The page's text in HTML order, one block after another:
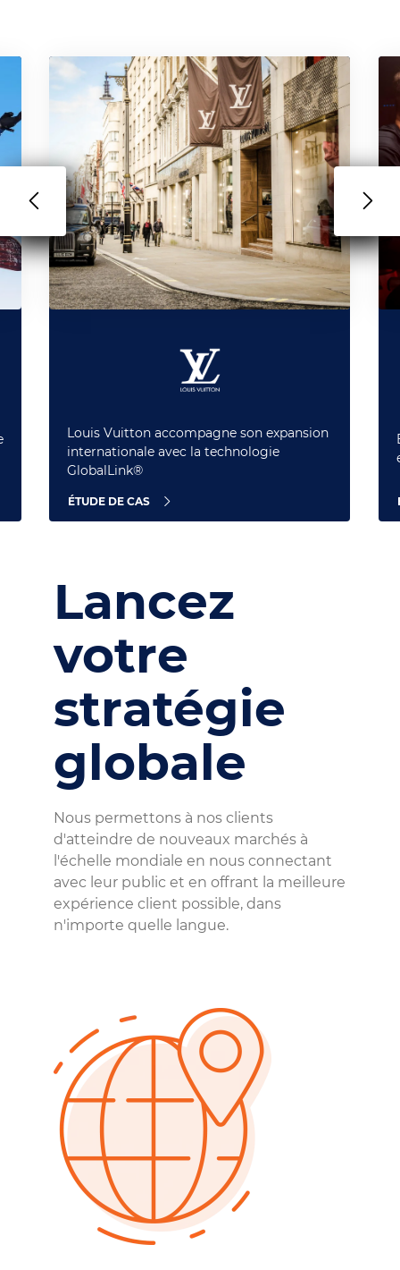
Louis Vuitton accompagne son expansion
internationale avec la technologie
GlobalLink®
ÉTUDE DE CAS
Lancez
votre
stratégie
globale
Nous permettons à nos clients
d'atteindre de nouveaux marchés à
l'échelle mondiale en nous connectant
avec leur public et en offrant la meilleure
expérience client possible, dans
n'importe quelle langue.